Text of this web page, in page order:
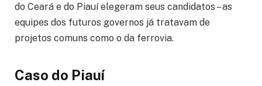
do Ceará e do Piauí elegeram seus candidatos – as
equipes dos futuros governos já tratavam de
projetos comuns como o da ferrovia.
Caso do Piauí